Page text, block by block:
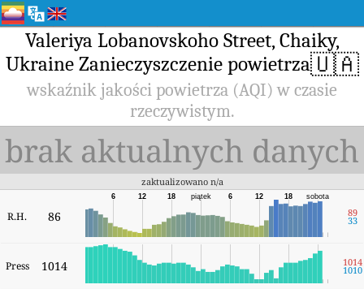
Valeriya Lobanovskoho Street, Chaiky,
Ukraine Zanieczyszczenie powietrza🇺🇦
wskaźnik jakości powietrza (AQI) w czasie
rzeczywistym.
brak aktualnych danych
zaktualizowano n/a
R.H. 86
sobota
18
12
6
piątek
18
12
6
89
33
Press 1014 1014
1010